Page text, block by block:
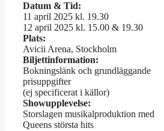
Datum & Tid:
11 april 2025 kl. 19.30
12 april 2025 kl. 15.00 & 19.30
Plats:
Avicii Arena, Stockholm
Biljettinformation:
Bokningslänk och grundläggande
prisuppgifter
(ej specificerat i källor)
Showupplevelse:
Storslagen musikalproduktion med
Queens största hits